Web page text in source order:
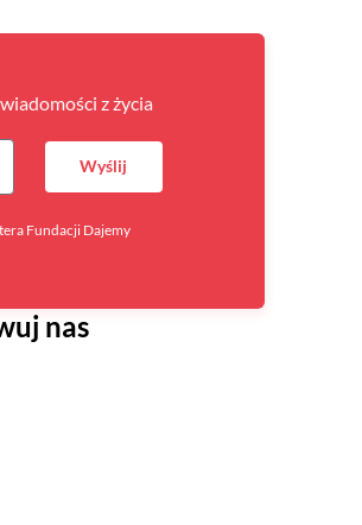
z życia
Fundacji Dajemy
Wyślij
nas